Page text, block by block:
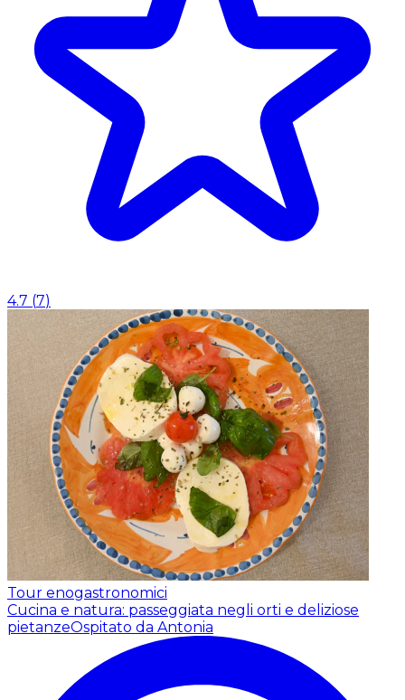
4.7 (7)
Tour enogastronomici
Cucina e natura: passeggiata negli orti e deliziose
pietanzeOspitato da Antonia